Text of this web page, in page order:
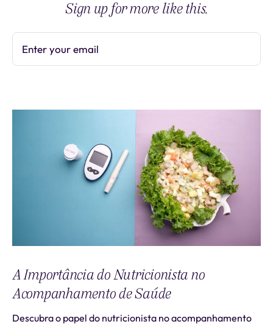
Sign up for more like this.
Enter your email
A Importância do Nutricionista no
Acompanhamento de Saúde
Descubra o papel do nutricionista no acompanhamento